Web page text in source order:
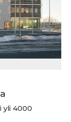
yli 4000